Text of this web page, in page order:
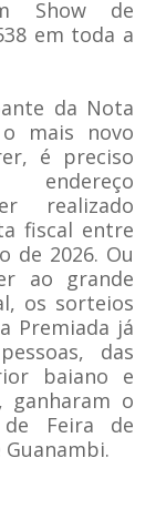
Show de
em toda a
da Nota
mais novo
é preciso
realizado
fiscal entre
de 2026. Ou
ao grande
os sorteios
Premiada já
das
baiano e
ganharam o
Feira de